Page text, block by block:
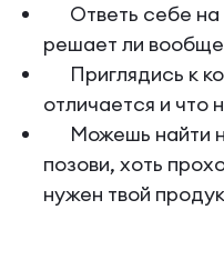
Ответь себе на
решает ли
Приглядись к
отличается и что
Можешь найти
позови, хоть
нужен твой